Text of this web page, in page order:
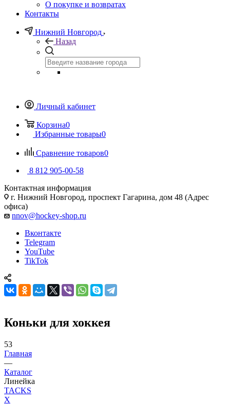
О покупке и возвратах
Контакты
Нижний Новгород
Назад
Личный кабинет
Корзина0
Избранные товары0
Сравнение товаров0
8 812 905-00-58
Контактная информация
г. Нижний Новгород, проспект Гагарина, дом 48 (Адрес
офиса)
nnov@hockey-shop.ru
Вконтакте
Telegram
YouTube
TikTok
Коньки для хоккея
53
Главная
—
Каталог
Линейка
TACKS
X